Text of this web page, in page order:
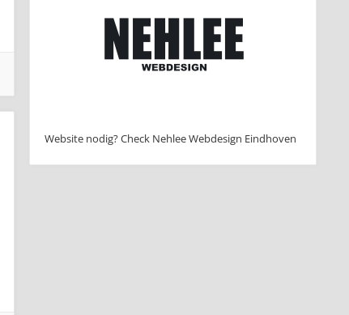
Website nodig? Check Nehlee Webdesign Eindhoven